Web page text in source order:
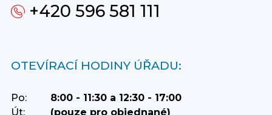
+420 596 581 111
OTEVÍRACÍ HODINY ÚŘADU:
Po:
8:00 - 11:30 a 12:30 - 17:00
Út:
(pouze pro objednané)